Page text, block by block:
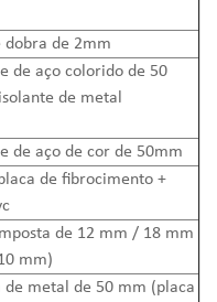
dobra de 2mm
de aço colorido de 50
de metal
de aço de cor de 50mm
de fibrocimento +
de 12 mm / 18 mm
mm)
de metal de 50 mm (placa